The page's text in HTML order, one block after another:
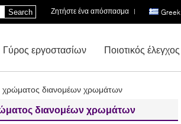
Greek
Ζητήστε ένα απόσπασμα |
Search
Γύρος εργοστασίων Ποιοτικός έλεγχος
χρώματος διανομέων χρωμάτων
διανομέων χρωμάτων